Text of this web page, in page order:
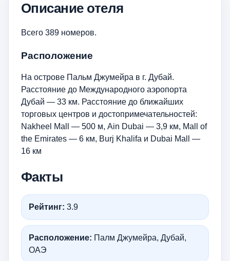
Описание отеля
Всего 389 номеров.
Расположение
На острове Пальм Джумейра в г. Дубай.
Расстояние до Международного аэропорта
Дубай — 33 км. Расстояние до ближайших
торговых центров и достопримечательностей:
Nakheel Mall — 500 м, Ain Dubai — 3,9 км, Mall of
the Emirates — 6 км, Burj Khalifa и Dubai Mall —
16 км
Факты
Рейтинг: 3.9
Расположение: Палм Джумейра, Дубай,
ОАЭ